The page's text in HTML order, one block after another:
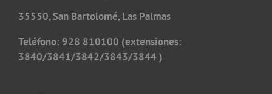
35550, San Bartolomé, Las Palmas
Teléfono: 928 810100 (extensiones:
3840/3841/3842/3843/3844 )